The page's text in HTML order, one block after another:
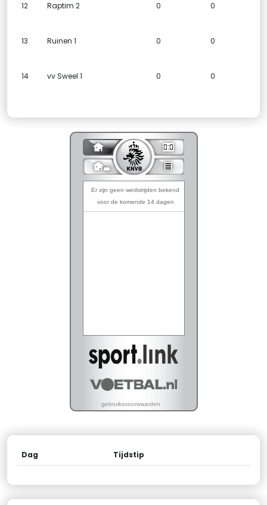
12 Raptim 2 0 0
13 Ruinen 1 0 0
14 vv Sweel 1 0 0
Dag Tijdstip